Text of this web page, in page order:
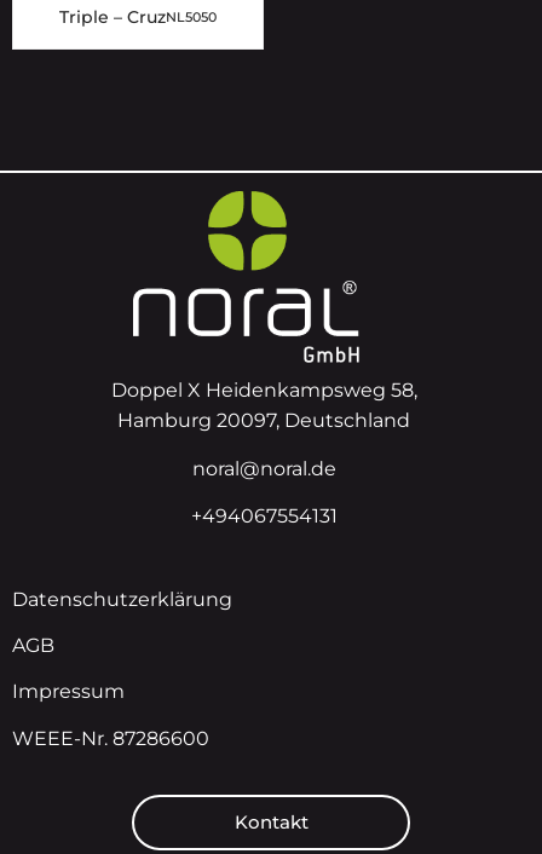
Triple – CruzNL5050
Doppel X Heidenkampsweg 58,
Hamburg 20097, Deutschland
noral@noral.de
+494067554131
Datenschutzerklärung
AGB
Impressum
WEEE-Nr. 87286600
Kontakt